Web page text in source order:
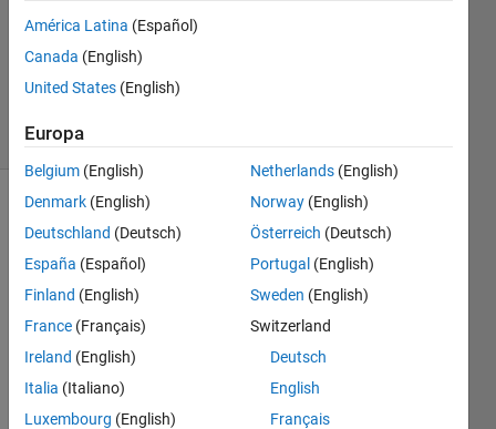
Vaerenbergh
60
1 likes
one or
more
integers
the next
integer
that is a
América Latina (Español)
Canada (English)
United States (English)
Europa
Belgium (English)
Denmark (English)
Deutschland (Deutsch)
España (Español)
Finland (English)
France (Français)
Ireland (English)
Italia (Italiano)
Luxembourg (English)
Netherlands (English)
Norway (English)
Österreich (Deutsch)
Portugal (English)
Sweden (English)
Switzerland
Deutsch
English
Français